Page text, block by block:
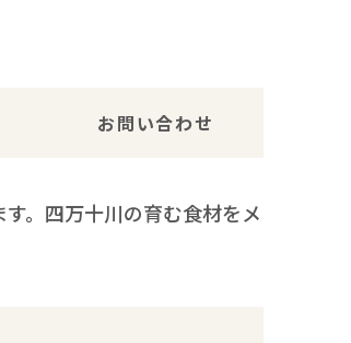
お問い合わせ
。四万十川の育む食材をメ